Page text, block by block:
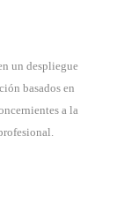
un despliegue
basados en
a la